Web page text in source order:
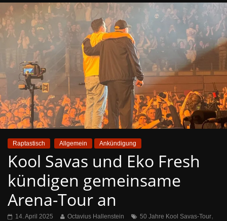
Raptastisch Allgemein Ankündigung
Kool Savas und Eko Fresh
kündigen gemeinsame
Arena-Tour an
14. April 2025 Octavius Hallenstein 50 Jahre Kool Savas-Tour,